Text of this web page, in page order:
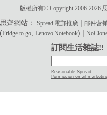
版權所有© Copyright 2006-2026
思齊網站：Spread 電郵推廣 |邮件营
(Fridge to go ,Lenovo Notebook) |